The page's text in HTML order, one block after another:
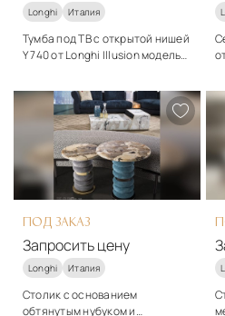
Longhi Италия
Тумба под ТВ с открытой нишей
Y 740 от Longhi Illusion модель
глянцевое эбеновое дерево
арт-деко
Подробнее
Запросить цену
ПОД ЗАКАЗ
Запросить цену
Longhi Италия
Столик с основанием
обтянутым нубуком и